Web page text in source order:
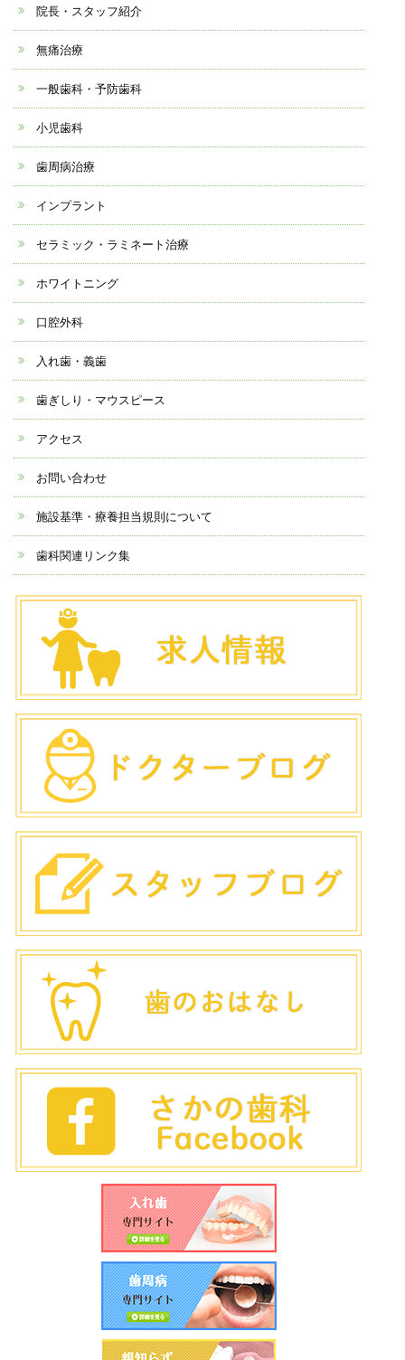
院長・スタッフ紹介
無痛治療
一般歯科・予防歯科
小児歯科
歯周病治療
インプラント
セラミック・ラミネート治療
ホワイトニング
口腔外科
入れ歯・義歯
歯ぎしり・マウスピース
アクセス
お問い合わせ
施設基準・療養担当規則について
歯科関連リンク集